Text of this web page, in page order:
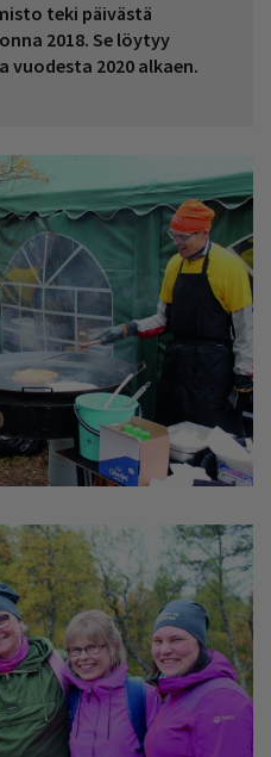
teki päivästä
2018. Se löytyy
vuodesta 2020 alkaen.